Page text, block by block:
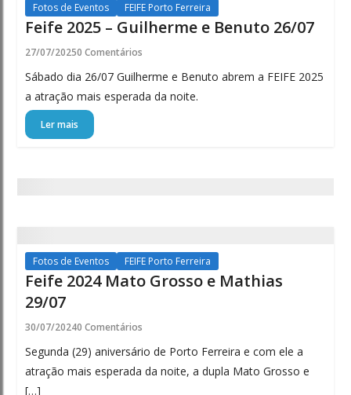
Fotos de Eventos FEIFE Porto Ferreira
Feife 2025 – Guilherme e Benuto 26/07
27/07/20250 Comentários
Sábado dia 26/07 Guilherme e Benuto abrem a FEIFE 2025
a atração mais esperada da noite.
Ler mais
Fotos de Eventos FEIFE Porto Ferreira
Feife 2024 Mato Grosso e Mathias
29/07
30/07/20240 Comentários
Segunda (29) aniversário de Porto Ferreira e com ele a
atração mais esperada da noite, a dupla Mato Grosso e
[…]